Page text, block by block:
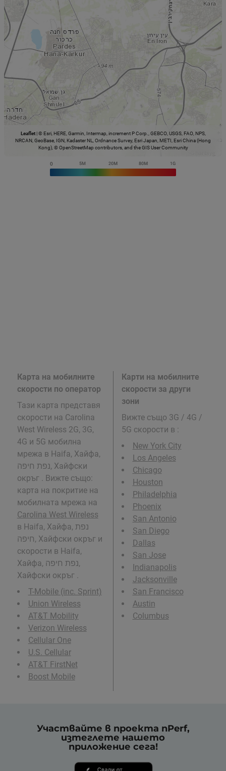
Leaflet |© Esri, HERE, Garmin, Intermap, increment P Corp., GEBCO, USGS, FAO, NPS,
NRCAN, GeoBase, IGN, Kadaster NL, Ordnance Survey, Esri Japan, METI, Esri China (Hong
Kong), © OpenStreetMap contributors, and the GIS User Community
Карта на мобилните
скорости по оператор
Тази карта представя
скорости на Carolina
West Wireless 2G, 3G,
4G и 5G мобилна
мрежа в Haifa, Хайфа,
נפת חיפה, Хайфски
окръг . Вижте също:
карта на покритие на
мобилната мрежа на
Carolina West Wireless
в Haifa, Хайфа, נפת
חיפה, Хайфски окръг и
скорости в Haifa,
Хайфа, נפת חיפה,
Хайфски окръг .
T-Mobile (inc. Sprint)
Union Wireless
AT&T Mobility
Verizon Wireless
Cellular One
U.S. Cellular
AT&T FirstNet
Boost Mobile
Карти на мобилните
скорости за други
зони
Вижте също 3G / 4G /
5G скорости в :
New York City
Los Angeles
Chicago
Houston
Philadelphia
Phoenix
San Antonio
San Diego
Dallas
San Jose
Indianapolis
Jacksonville
San Francisco
Austin
Columbus
Участвайте в проекта nPerf,
изтеглете нашето
приложение сега!